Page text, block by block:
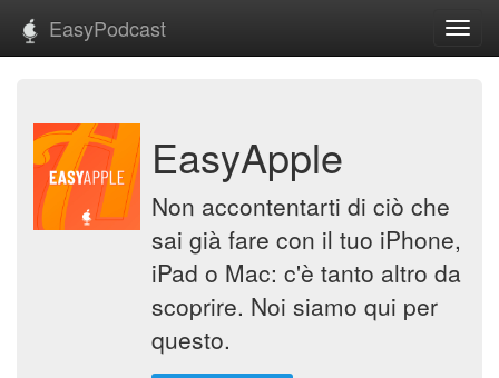
EasyPodcast
EasyApple
Non accontentarti di ciò che
sai già fare con il tuo iPhone,
iPad o Mac: c'è tanto altro da
scoprire. Noi siamo qui per
questo.